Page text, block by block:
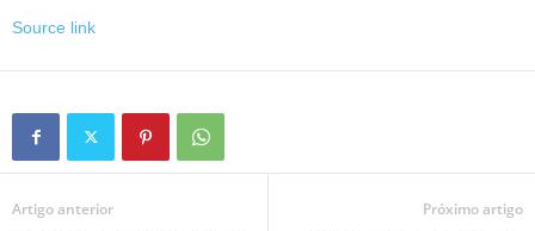
Source link
Artigo anterior Próximo artigo